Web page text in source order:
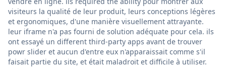
visiteurs la qualité de leur produit, leurs conceptions légères
et ergonomiques, d'une manière visuellement attrayante.
leur iframe n'a pas fourni de solution adéquate pour cela. ils
ont essayé un different third-party apps avant de trouver
powr slider et aucun d'entre eux n'apparaissait comme s'il
faisait partie du site, et était maladroit et difficile à utiliser.